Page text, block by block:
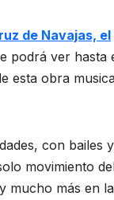
de Navajas, el
podrá ver hasta
esta obra
con bailes y
movimiento
mucho más en